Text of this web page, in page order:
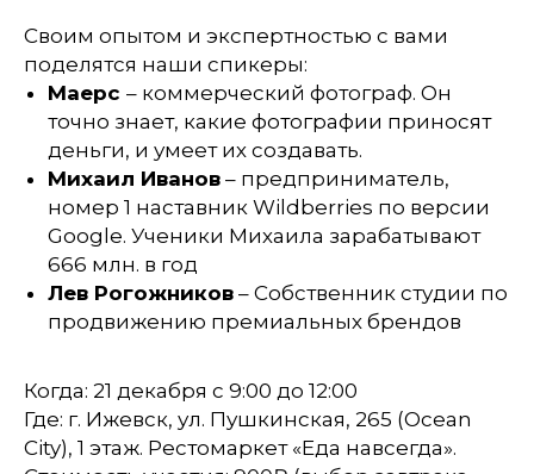
Своим опытом и экспертностью с вами
поделятся наши спикеры:
Маерс – коммерческий фотограф. Он
точно знает, какие фотографии приносят
деньги, и умеет их создавать.
Михаил Иванов – предприниматель,
номер 1 наставник Wildberries по версии
Google. Ученики Михаила зарабатывают
666 млн. в год
Лев Рогожников – Собственник студии по
продвижению премиальных брендов
Когда: 21 декабря с 9:00 до 12:00
Где: г. Ижевск, ул. Пушкинская, 265 (Ocean
City), 1 этаж. Рестомаркет «Еда навсегда».